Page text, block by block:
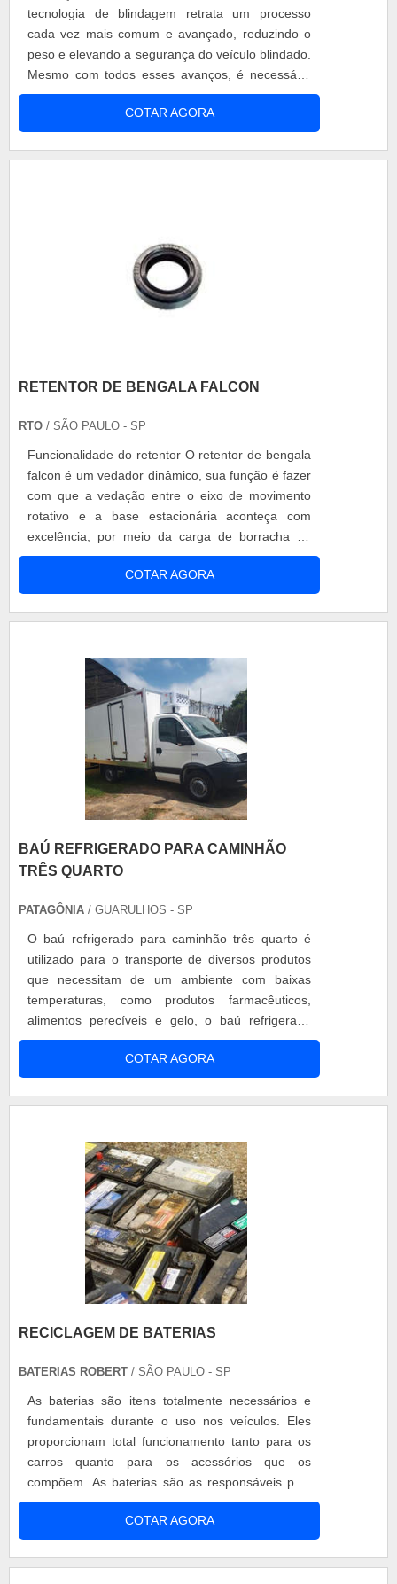
tecnologia de blindagem retrata um processo
cada vez mais comum e avançado, reduzindo o
peso e elevando a segurança do veículo blindado.
Mesmo com todos esses avanços, é necessário
ter um cuidado com a manutenção do veículo.
Características de um bom reparo vidros
delaminados A manutenção precisa acontecer
COTAR AGORA
RETENTOR DE BENGALA FALCON
RTO / SÃO PAULO - SP
Funcionalidade do retentor O retentor de bengala
falcon é um vedador dinâmico, sua função é fazer
com que a vedação entre o eixo de movimento
rotativo e a base estacionária aconteça com
excelência, por meio da carga de borracha no
lábio de vedação. Cada retentor passa por uma
inspeção de qualidade para que não fique
deformidades e rachaduras na sua fabricação.
COTAR AGORA
BAÚ REFRIGERADO PARA CAMINHÃO
TRÊS QUARTO
PATAGÔNIA / GUARULHOS - SP
O baú refrigerado para caminhão três quarto é
utilizado para o transporte de diversos produtos
que necessitam de um ambiente com baixas
temperaturas, como produtos farmacêuticos,
alimentos perecíveis e gelo, o baú refrigerado
para caminhões. A escolha do caminhão
adequado depende da carga que será
transportada. Um caminhão pode ser: VUC -
três qua....
COTAR AGORA
RECICLAGEM DE BATERIAS
BATERIAS ROBERT / SÃO PAULO - SP
As baterias são itens totalmente necessários e
fundamentais durante o uso nos veículos. Eles
proporcionam total funcionamento tanto para os
carros quanto para os acessórios que os
compõem. As baterias são as responsáveis pelo
envio de energia elétrica para equipamentos
como: Vidros; Travas; Luzes; Inclusive as
ignições. Reciclagem de baterias O funcional
COTAR AGORA